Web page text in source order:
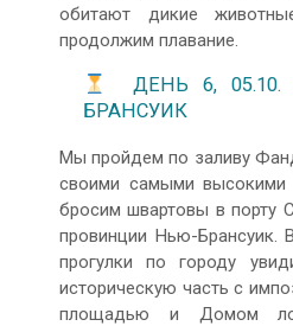
обитают дикие
продолжим плавание.
ДЕНЬ 6, 05.10.
БРАНСУИК
Мы пройдем по заливу
своими самыми высокими
бросим швартовы в порту
провинции Нью-Брансуик.
прогулки по городу
историческую часть с
площадью и Домом